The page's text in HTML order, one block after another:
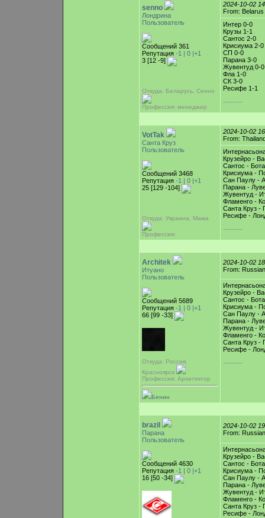
senno
Лондрина
Пользователь
Сообщений 361
Репутация -1 | 0 |+1
3 [12 -9]
Откуда: Беларусь, Cенно
Профессия: менеджер
2024-10-02
From: Belarus
Интер 0-0
Крузы 1-1
Сантос 2-0
Крисиума 2-0
СП 0-0
Парана 3-0
Жувентуд 0-0
Фла 1-0
СК 3-0
Ресифе 1-1
-----------
VotTak
Санта Круз
Пользователь
Сообщений 3468
Репутация -1 | 0 |+1
25 [129 -104]
Откуда: Украина, Мама
Профессия:
2024-10-02
From:
Крузейро -
Сантос -
Крисиума -
Сан Паулу -
Парана -
Жувентуд -
Фламенго -
Санта Круз -
Ресифе -
-----------
Architek
Итуано
Пользователь
Сообщений 5689
Репутация -1 | 0 |+1
66 [99 -33]
Откуда: Россия,
Красноярск
Профессия: Архитектор
Бенин
2024-10-02
From:
Крузейро -
Сантос -
Крисиума -
Сан Паулу -
Парана -
Жувентуд -
Фламенго -
Санта Круз -
Ресифе -
-----------
brazil
Парана
Пользователь
Сообщений 4630
Репутация -1 | 0 |+1
16 [50 -34]
2024-10-02
From:
Крузейро -
Сантос -
Крисиума -
Сан Паулу -
Парана -
Жувентуд -
Фламенго -
Санта Круз -
Ресифе -